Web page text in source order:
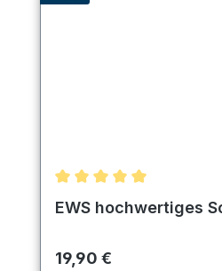
Durchschnittliche
EWS hochwertiges
Regulärer Preis:
19,90 €